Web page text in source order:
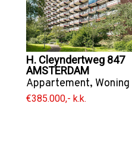
H. Cleyndertweg 847
AMSTERDAM
Appartement, Woning
€385.000,- k.k.